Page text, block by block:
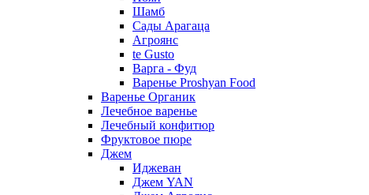
Шамб
Сады Арагаца
Агроянс
te Gusto
Варга - Фуд
Варенье Proshyan Food
Варенье Органик
Лечебное варенье
Лечебный конфитюр
Фруктовое пюре
Джем
Иджеван
Джем YAN